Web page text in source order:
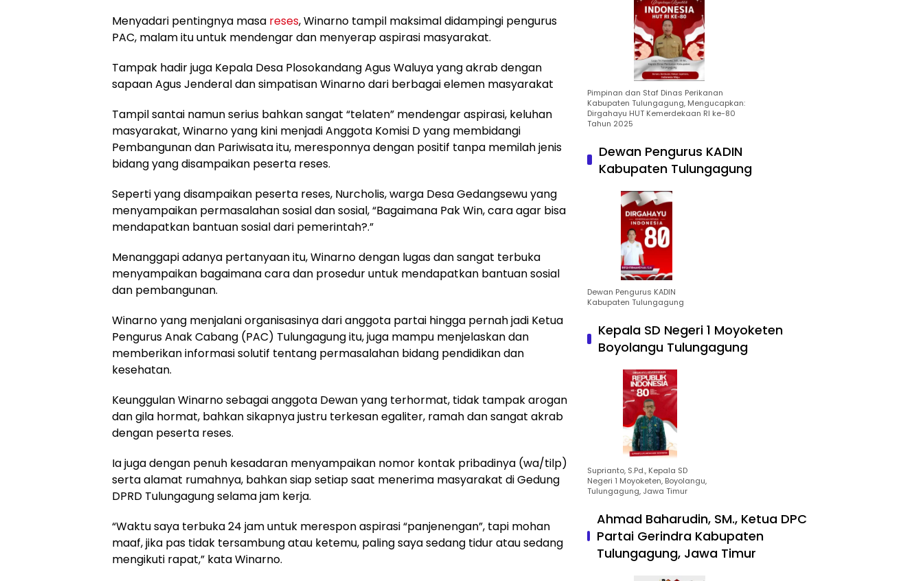
Menyadari pentingnya masa reses, Winarno tampil maksimal didampingi pengurus
PAC, malam itu untuk mendengar dan menyerap aspirasi masyarakat.
Tampak hadir juga Kepala Desa Plosokandang Agus Waluya yang akrab dengan
sapaan Agus Jenderal dan simpatisan Winarno dari berbagai elemen masyarakat
Tampil santai namun serius bahkan sangat “telaten” mendengar aspirasi, keluhan
masyarakat, Winarno yang kini menjadi Anggota Komisi D yang membidangi
Pembangunan dan Pariwisata itu, meresponnya dengan positif tanpa memilah jenis
bidang yang disampaikan peserta reses.
Seperti yang disampaikan peserta reses, Nurcholis, warga Desa Gedangsewu yang
menyampaikan permasalahan sosial dan sosial, “Bagaimana Pak Win, cara agar bisa
mendapatkan bantuan sosial dari pemerintah?.”
Menanggapi adanya pertanyaan itu, Winarno dengan lugas dan sangat terbuka
menyampaikan bagaimana cara dan prosedur untuk mendapatkan bantuan sosial
dan pembangunan.
Winarno yang menjalani organisasinya dari anggota partai hingga pernah jadi Ketua
Pengurus Anak Cabang (PAC) Tulungagung itu, juga mampu menjelaskan dan
memberikan informasi solutif tentang permasalahan bidang pendidikan dan
kesehatan.
Keunggulan Winarno sebagai anggota Dewan yang terhormat, tidak tampak arogan
dan gila hormat, bahkan sikapnya justru terkesan egaliter, ramah dan sangat akrab
dengan peserta reses.
Ia juga dengan penuh kesadaran menyampaikan nomor kontak pribadinya (wa/tilp)
serta alamat rumahnya, bahkan siap setiap saat menerima masyarakat di Gedung
DPRD Tulungagung selama jam kerja.
“Waktu saya terbuka 24 jam untuk merespon aspirasi “panjenengan”, tapi mohan
maaf, jika pas tidak tersambung atau ketemu, paling saya sedang tidur atau sedang
mengikuti rapat,” kata Winarno.
Pimpinan dan Staf Dinas Perikanan
Kabupaten Tulungagung, Mengucapkan:
Dirgahayu HUT Kemerdekaan RI ke-80
Tahun 2025
Dewan Pengurus KADIN
Kabupaten Tulungagung
Dewan Pengurus KADIN
Kabupaten Tulungagung
Kepala SD Negeri 1 Moyoketen
Boyolangu Tulungagung
Suprianto, S.Pd., Kepala SD
Negeri 1 Moyoketen, Boyolangu,
Tulungagung, Jawa Timur
Ahmad Baharudin, SM., Ketua DPC
Partai Gerindra Kabupaten
Tulungagung, Jawa Timur